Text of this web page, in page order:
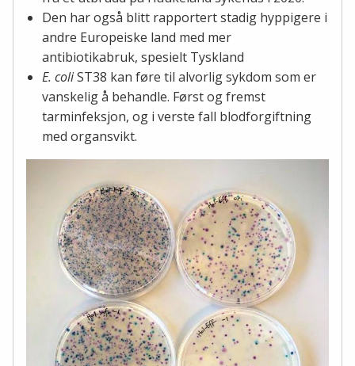
Den har også blitt rapportert stadig hyppigere i
andre Europeiske land med mer
antibiotikabruk, spesielt Tyskland
E. coliST38 kan føre til alvorlig sykdom som er
vanskelig å behandle. Først og fremst
tarminfeksjon, og i verste fall blodforgiftning
med organsvikt.